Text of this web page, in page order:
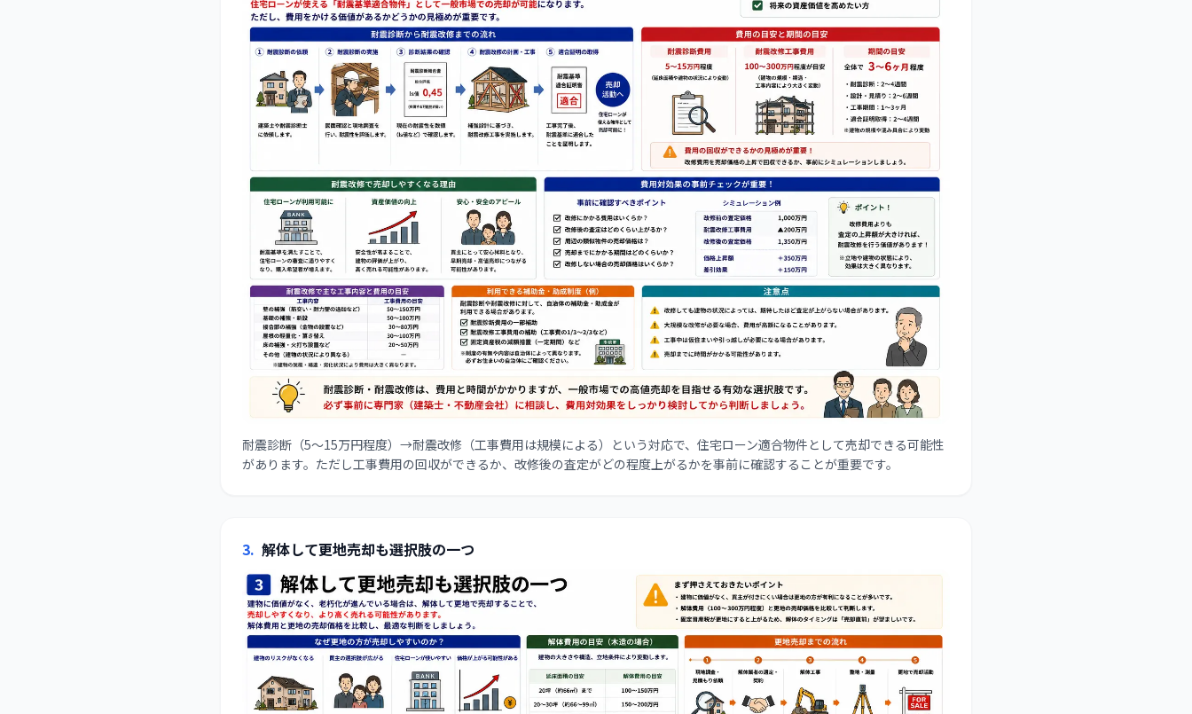
耐震診断（5〜15万円程度）→耐震改修（工事費用は規模による）という対応で、住宅ローン適合物件として売却できる可能性
があります。ただし工事費用の回収ができるか、改修後の査定がどの程度上がるかを事前に確認することが重要です。
3. 解体して更地売却も選択肢の一つ